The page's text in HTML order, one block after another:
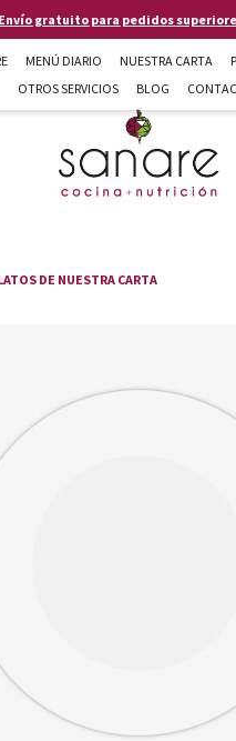
principal
Envío gratuito para pedidos
MENÚ DIARIO NUESTRA CARTA
OTROS SERVICIOS
BLOG
+ nutrición en Almería
DE NUESTRA CARTA